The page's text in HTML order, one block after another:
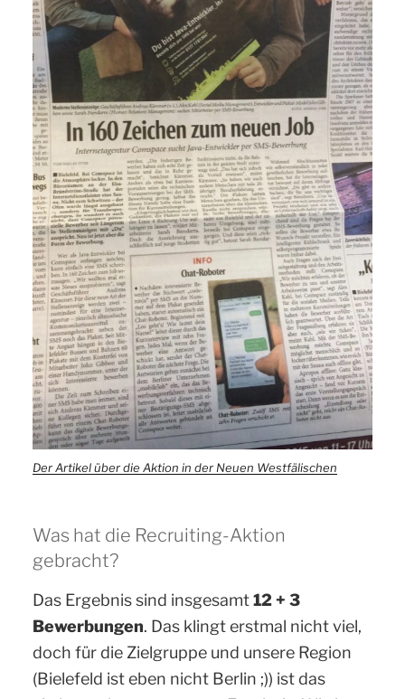
Der Artikel über die Aktion in der Neuen Westfälischen
Was hat die Recruiting-Aktion
gebracht?
Das Ergebnis sind insgesamt12 + 3
Bewerbungen. Das klingt erstmal nicht viel,
doch für die Zielgruppe und unsere Region
(Bielefeld ist eben nicht Berlin ;)) ist das